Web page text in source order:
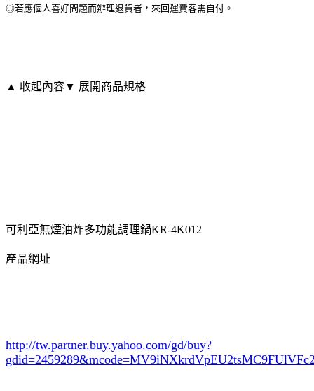
◎若應個人喜好問題而辦理退貨者，來回運費客需自付。
▲ 收起內容▼ 展開商品規格
可利亞無煙油炸多功能調理鍋KR-4K012
產品網址
http://tw.partner.buy.yahoo.com/gd/buy?
gdid=2459289